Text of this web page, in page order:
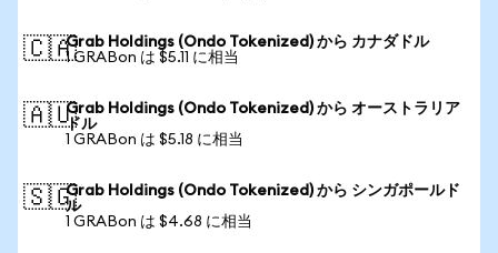
🇨🇦Grab Holdings (Ondo Tokenized) から カナダドル
1 GRABon は $5.11 に相当
🇦🇺Grab Holdings (Ondo Tokenized) から オーストラリア
ドル
1 GRABon は $5.18 に相当
🇸🇬Grab Holdings (Ondo Tokenized) から シンガポールド
ル
1 GRABon は $4.68 に相当